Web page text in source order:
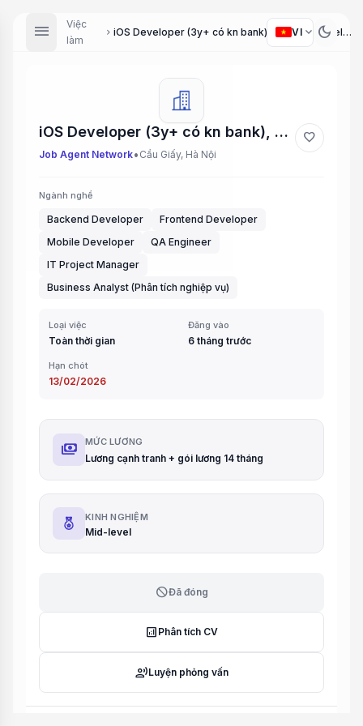
menu
Việc
làm
chevron_right iOS Developer (3y+ có kn bank), Android Developer (3y+ có kn bank), Python Developer (3y+ có bằng ĐH), Frontend Developer (Vue or ReactJS, 5y+ có tiếng anh tốt), Java Developer (3y+ có bằng ĐH), Java Developer (5y+ eng Fluent), Manual Test Lead (5y+ En...
VI expand_more dark_mode
iOS Developer (3y+ có kn bank), Android Developer (3y+ có kn bank), Python Developer (3y+ có bằng ĐH), Frontend Developer (Vue or ReactJS, 5y+ có tiếng anh tốt), Java Developer (3y+ có bằng ĐH), Java Developer (5y+ eng Fluent), Manual Test Lead (5y+ En...
Job Agent Network• Cầu Giấy, Hà Nội
favorite
Ngành nghề
Backend Developer
Frontend Developer
Mobile Developer
QA Engineer
IT Project Manager
Business Analyst (Phân tích nghiệp vụ)
Loại việc
Toàn thời gian
Đăng vào
6 tháng trước
Hạn chót
13/02/2026
payments MỨC LƯƠNG
Lương cạnh tranh + gói lương 14 tháng
KINH NGHIỆM
Mid-level
blockĐã đóng
analytics Phân tích CV
record_voice_overLuyện phỏng vấn